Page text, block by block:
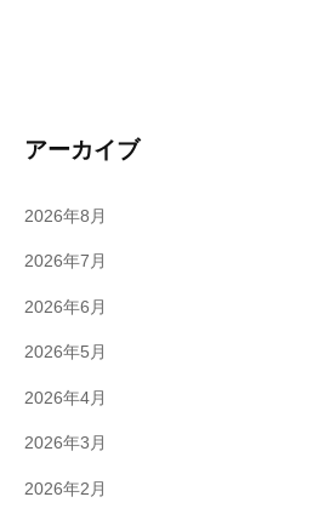
アーカイブ
2026年8月
2026年7月
2026年6月
2026年5月
2026年4月
2026年3月
2026年2月